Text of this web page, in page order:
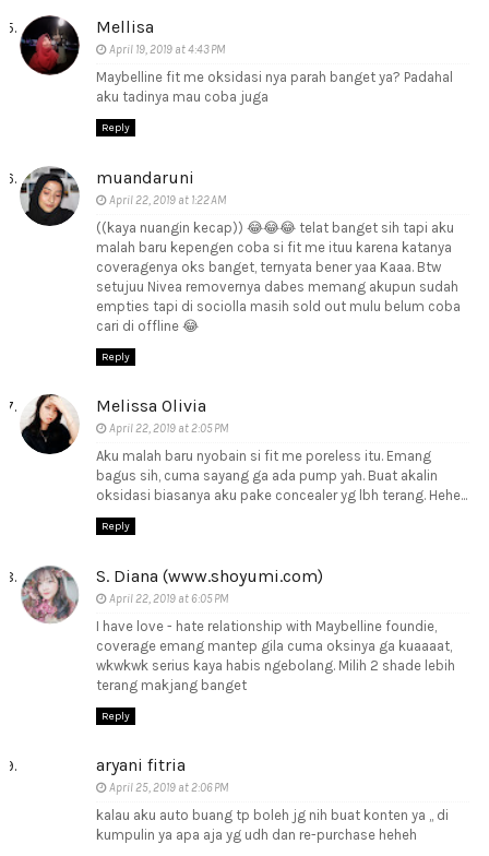
Mellisa
April 19, 2019 at 4:43 PM
Maybelline fit me oksidasi nya parah banget ya? Padahal
aku tadinya mau coba juga
Reply
muandaruni
April 22, 2019 at 1:22 AM
((kaya nuangin kecap)) 😂😂😂 telat banget sih tapi aku
malah baru kepengen coba si fit me ituu karena katanya
coveragenya oks banget, ternyata bener yaa Kaaa. Btw
setujuu Nivea removernya dabes memang akupun sudah
empties tapi di sociolla masih sold out mulu belum coba
cari di offline 😂
Reply
Melissa Olivia
April 22, 2019 at 2:05 PM
Aku malah baru nyobain si fit me poreless itu. Emang
bagus sih, cuma sayang ga ada pump yah. Buat akalin
oksidasi biasanya aku pake concealer yg lbh terang. Hehe...
Reply
S. Diana (www.shoyumi.com)
April 22, 2019 at 6:05 PM
I have love - hate relationship with Maybelline foundie,
coverage emang mantep gila cuma oksinya ga kuaaaat,
wkwkwk serius kaya habis ngebolang. Milih 2 shade lebih
terang makjang banget
Reply
aryani fitria
April 25, 2019 at 2:06 PM
kalau aku auto buang tp boleh jg nih buat konten ya ,, di
kumpulin ya apa aja yg udh dan re-purchase heheh